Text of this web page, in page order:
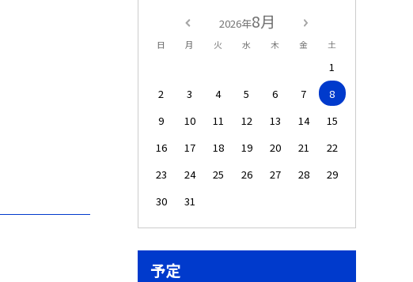
2026年8月
日 月 火 水 木 金 土
1
2
3 4 5 6 7
8
9
10 11 12 13 14
15
16
17 18 19 20 21
22
23
24 25 26 27 28
29
30
31
予定